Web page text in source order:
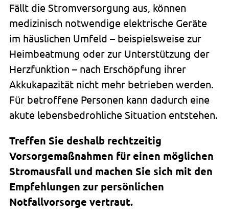
Fällt die Stromversorgung aus, können
medizinisch notwendige elektrische Geräte
im häuslichen Umfeld – beispielsweise zur
Heimbeatmung oder zur Unterstützung der
Herzfunktion – nach Erschöpfung ihrer
Akkukapazität nicht mehr betrieben werden.
Für betroffene Personen kann dadurch eine
akute lebensbedrohliche Situation entstehen.
Treffen Sie deshalb rechtzeitig
Vorsorgemaßnahmen für einen möglichen
Stromausfall und machen Sie sich mit den
Empfehlungen zur persönlichen
Notfallvorsorge vertraut.